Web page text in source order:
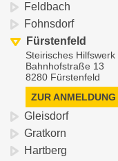
Feldbach
Fohnsdorf
Fürstenfeld
Steirisches Hilfswerk
Bahnhofstraße 13
8280 Fürstenfeld
ZUR ANMELDUNG
Gleisdorf
Gratkorn
Hartberg